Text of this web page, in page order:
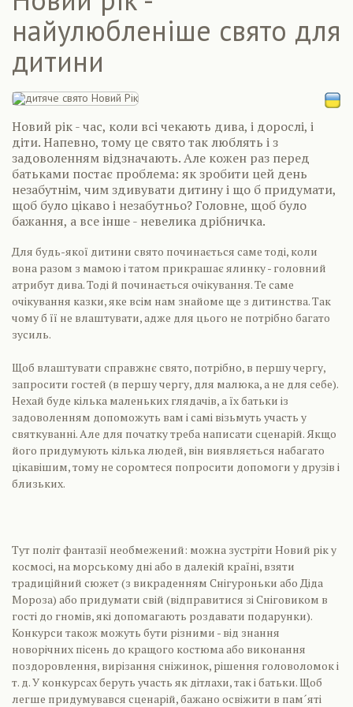
найулюбленіше свято для
дитини
Новий рік - час, коли всі чекають дива, і дорослі, і
діти. Напевно, тому це свято так люблять і з
задоволенням відзначають. Але кожен раз перед
батьками постає проблема: як зробити цей день
незабутнім, чим здивувати дитину і що б придумати,
щоб було цікаво і незабутньо? Головне, щоб було
бажання, а все інше - невелика дрібничка.
Для будь-якої дитини свято починається саме тоді, коли
вона разом з мамою і татом прикрашає ялинку - головний
атрибут дива. Тоді й починається очікування. Те саме
очікування казки, яке всім нам знайоме ще з дитинства. Так
чому б її не влаштувати, адже для цього не потрібно багато
зусиль.
Щоб влаштувати справжнє свято, потрібно, в першу чергу,
запросити гостей (в першу чергу, для малюка, а не для себе).
Нехай буде кілька маленьких глядачів, а їх батьки із
задоволенням допоможуть вам і самі візьмуть участь у
святкуванні. Але для початку треба написати сценарій. Якщо
його придумують кілька людей, він виявляється набагато
цікавішим, тому не соромтеся попросити допомоги у друзів і
близьких.
Тут політ фантазії необмежений: можна зустріти Новий рік у
космосі, на морському дні або в далекій країні, взяти
традиційний сюжет (з викраденням Снігуроньки або Діда
Мороза) або придумати свій (відправитися зі Сніговиком в
гості до гномів, які допомагають роздавати подарунки).
Конкурси також можуть бути різними - від знання
новорічних пісень до кращого костюма або виконання
поздоровлення, вирізання сніжинок, рішення головоломок і
т. д. У конкурсах беруть участь як дітлахи, так і батьки. Щоб
легше придумувався сценарій, бажано освіжити в пам´яті